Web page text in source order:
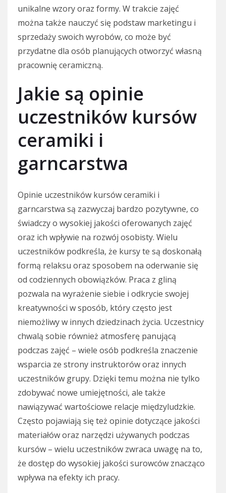
unikalne wzory oraz formy. W trakcie zajęć
można także nauczyć się podstaw marketingu i
sprzedaży swoich wyrobów, co może być
przydatne dla osób planujących otworzyć własną
pracownię ceramiczną.
Jakie są opinie
uczestników kursów
ceramiki i
garncarstwa
Opinie uczestników kursów ceramiki i
garncarstwa są zazwyczaj bardzo pozytywne, co
świadczy o wysokiej jakości oferowanych zajęć
oraz ich wpływie na rozwój osobisty. Wielu
uczestników podkreśla, że kursy te są doskonałą
formą relaksu oraz sposobem na oderwanie się
od codziennych obowiązków. Praca z gliną
pozwala na wyrażenie siebie i odkrycie swojej
kreatywności w sposób, który często jest
niemożliwy w innych dziedzinach życia. Uczestnicy
chwalą sobie również atmosferę panującą
podczas zajęć – wiele osób podkreśla znaczenie
wsparcia ze strony instruktorów oraz innych
uczestników grupy. Dzięki temu można nie tylko
zdobywać nowe umiejętności, ale także
nawiązywać wartościowe relacje międzyludzkie.
Często pojawiają się też opinie dotyczące jakości
materiałów oraz narzędzi używanych podczas
kursów – wielu uczestników zwraca uwagę na to,
że dostęp do wysokiej jakości surowców znacząco
wpływa na efekty ich pracy.